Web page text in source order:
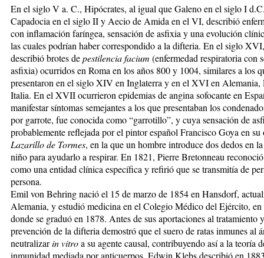
En el siglo V a. C., Hipócrates, al igual que Galeno en el siglo I
Capadocia en el siglo II y Aecio de Amida en el VI, describió
con inflamación faríngea, sensación de asfixia y una evolución
las cuales podrían haber correspondido a la difteria. En el siglo
describió brotes depestilencia facium (enfermedad respiratoria con
asfixia) ocurridos en Roma en los años 800 y 1004, similares a los
presentaron en el siglo XIV en Inglaterra y en el XVI en Alemania,
Italia. En el XVII ocurrieron epidemias de angina sofocante en
manifestar síntomas semejantes a los que presentaban los
por garrote, fue conocida como “garrotillo”, y cuya sensación de
probablemente reflejada por el pintor español Francisco Goya en
Lazarillo de Tormes, en la que un hombre introduce dos dedos en
niño para ayudarlo a respirar. En 1821, Pierre Bretonneau
como una entidad clínica específica y refirió que se transmitía de
persona.
Emil von Behring nació el 15 de marzo de 1854 en Hansdorf,
Alemania, y estudió medicina en el Colegio Médico del Ejército,
donde se graduó en 1878. Antes de sus aportaciones al tratamiento y
prevención de la difteria demostró que el suero de ratas inmunes al
neutralizarin vitroa su agente causal, contribuyendo así a la teoría
inmunidad mediada por anticuerpos. Edwin Klebs describió en